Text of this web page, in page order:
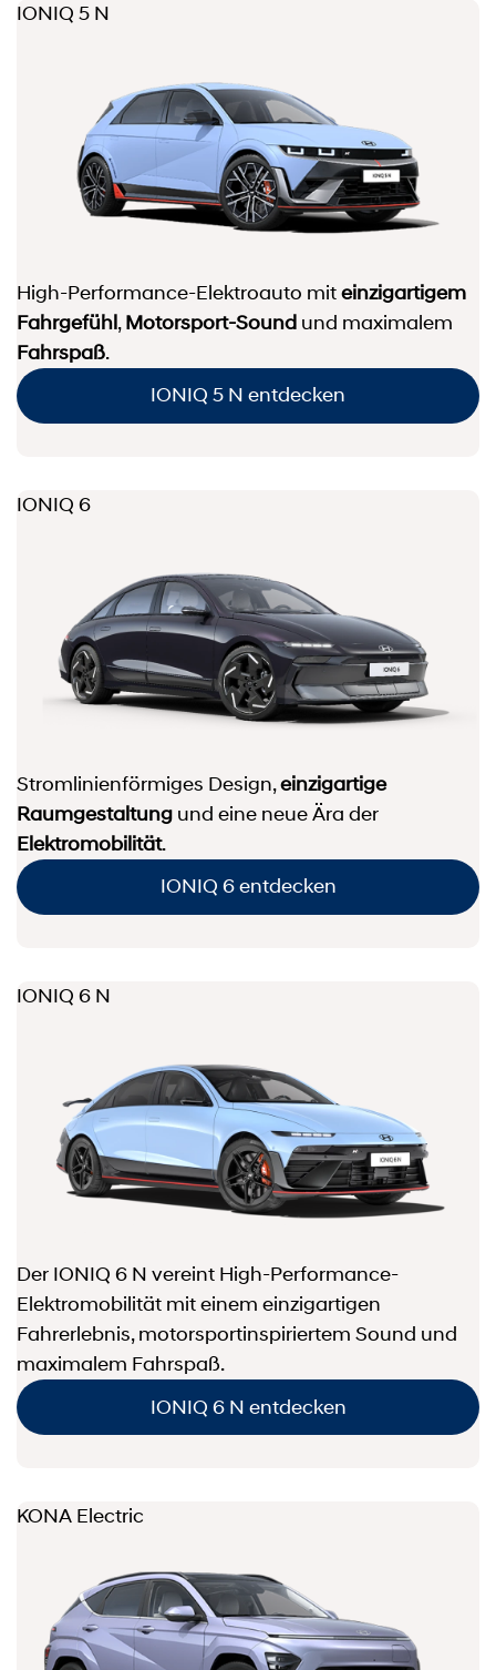
IONIQ 5 N
High-Performance-Elektroauto miteinzigartigem
Fahrgefühl,Motorsport-Sound und maximalem
Fahrspaß.
IONIQ 5 N entdecken
IONIQ 6
Stromlinienförmiges Design,einzigartige
Raumgestaltung und eine neue Ära der
Elektromobilität.
IONIQ 6 entdecken
IONIQ 6 N
Der IONIQ 6 N vereint High-Performance-
Elektromobilität mit einem einzigartigen
Fahrerlebnis, motorsportinspiriertem Sound und
maximalem Fahrspaß.
IONIQ 6 N entdecken
KONA Electric